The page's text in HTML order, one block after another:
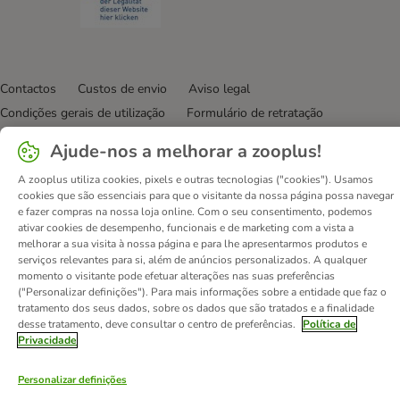
Contactos Custos de envio
Aviso legal
Condições gerais de utilização
Formulário de retratação
Métodos de pagamento
Política de privacidade
Website Corporativo
Declaração de acessibilidade
© zooplus SE 2026
Ajude-nos a melhorar a zooplus!
A zooplus utiliza cookies, pixels e outras tecnologias ("cookies"). Usamos
cookies que são essenciais para que o visitante da nossa página possa navegar
e fazer compras na nossa loja online. Com o seu consentimento, podemos
ativar cookies de desempenho, funcionais e de marketing com a vista a
melhorar a sua visita à nossa página e para lhe apresentarmos produtos e
serviços relevantes para si, além de anúncios personalizados. A qualquer
momento o visitante pode efetuar alterações nas suas preferências
("Personalizar definições"). Para mais informações sobre a entidade que faz o
tratamento dos seus dados, sobre os dados que são tratados e a finalidade
desse tratamento, deve consultar o centro de preferências.
Política de
Privacidade
Personalizar definições